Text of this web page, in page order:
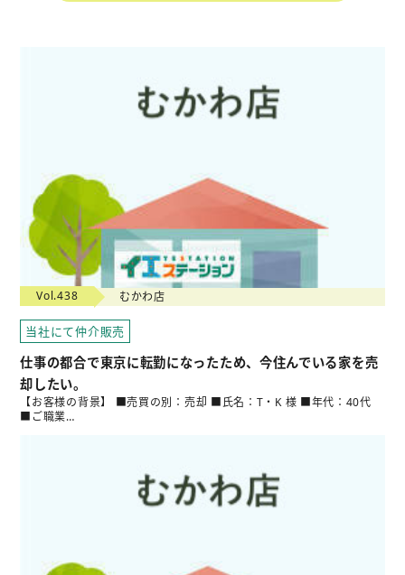
Vol.438 むかわ店
当社にて仲介販売
仕事の都合で東京に転勤になったため、今住んでいる家を売
却したい。
【お客様の背景】 ■売買の別：売却 ■氏名：T・K 様 ■年代：40代
■ご職業…